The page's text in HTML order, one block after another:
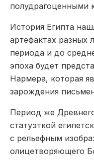
полудрагоценными
История Египта
артефактах разных
периода и до
эпоха будет
Нармера, которая
зарождения
Период же
статуэткой
с рельефным
олицетворяющего